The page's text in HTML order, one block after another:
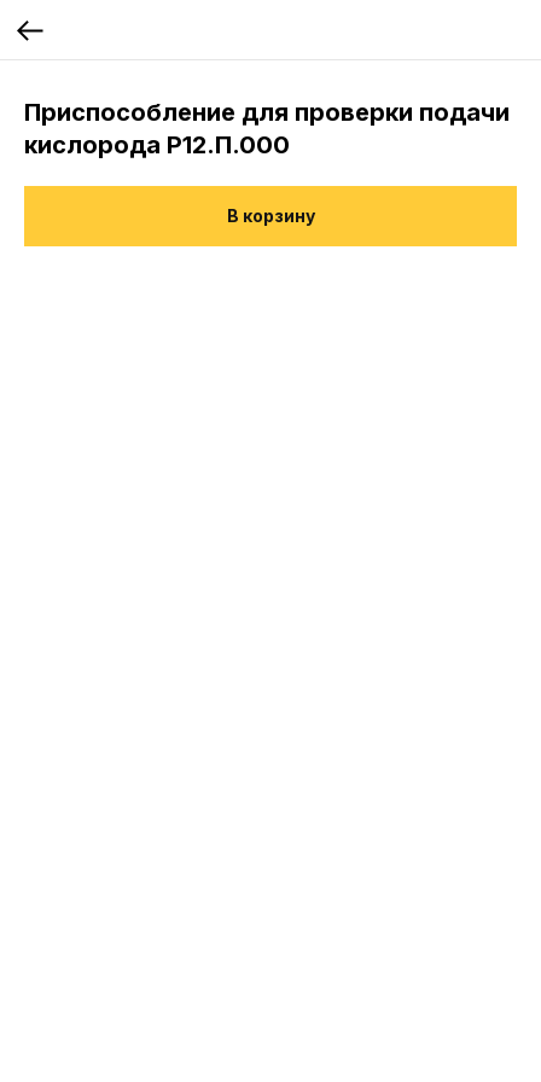
Приспособление для проверки подачи
кислорода Р12.П.000
В корзину